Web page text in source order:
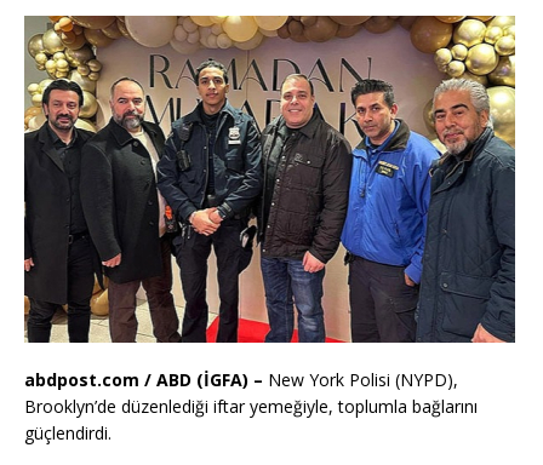
abdpost.com / ABD (İGFA) – New York Polisi (NYPD),
Brooklyn’de düzenlediği iftar yemeğiyle, toplumla bağlarını
güçlendirdi.